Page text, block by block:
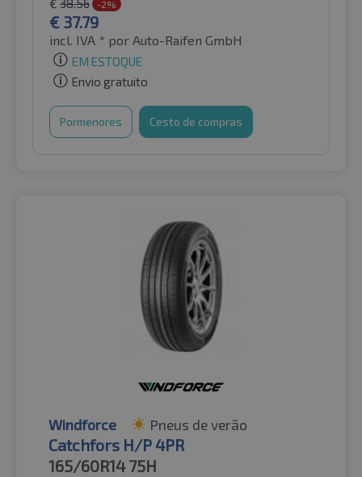
€ 38.56 -2%
€ 37.79
incl. IVA * por Auto-Raifen GmbH
EM ESTOQUE
Envio gratuito
Pormenores Cesto de compras
Windforce Pneus de verão
Catchfors H/P 4PR
165/60R14 75H